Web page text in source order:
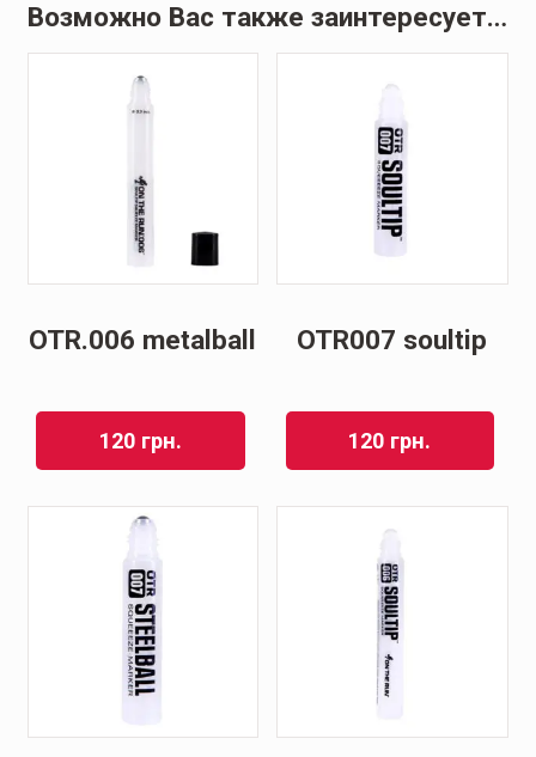
Возможно Вас также заинтересует…
OTR.006 metalball
120 грн.
OTR007 soultip
120 грн.